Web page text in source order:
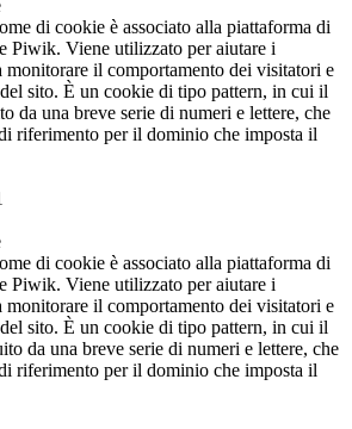
di cookie è associato alla piattaforma di
Piwik. Viene utilizzato per aiutare i
il comportamento dei visitatori e
sito. È un cookie di tipo pattern, in cui il
da una breve serie di numeri e lettere, che
riferimento per il dominio che imposta il
di cookie è associato alla piattaforma di
Piwik. Viene utilizzato per aiutare i
il comportamento dei visitatori e
sito. È un cookie di tipo pattern, in cui il
da una breve serie di numeri e lettere, che
riferimento per il dominio che imposta il